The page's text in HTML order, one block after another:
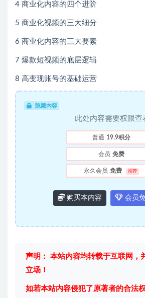
4 商业化内容的四个进阶
5 商业化视频的三大细分
6 商业化内容的三大要素
7 爆款短视频的底层逻辑
8 高变现账号的基础运营
隐藏内容
此处内容需要权限查
普通 19.9积分
会员 免费
永久会员 免费 推荐
购买本内容 会员
声明： 本站内容均转载于互联网，
立场！
如若本站内容侵犯了原著者的合法